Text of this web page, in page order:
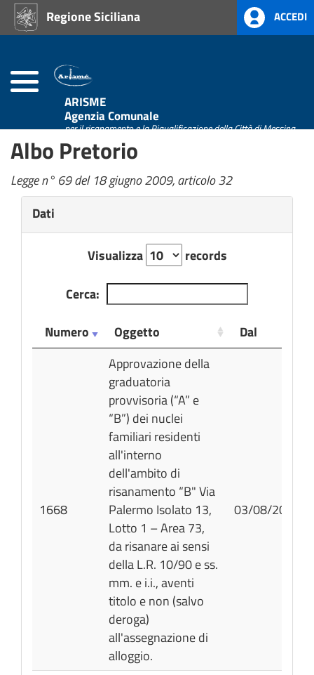
Regione Siciliana ACCEDI
ARISME
Agenzia Comunale
per il risanamento e la Riqualificazione della Città di Messina
Home
Amministrativi
(L.R.
Amministrazione
Albo
Pretorio
Albo Pretorio
Legge n° 69 del 18 giugno 2009, articolo 32
Dati
Visualizza
records
Cerca:
Numero
Oggetto
Dal
Oggetto
1668
Approvazione della
graduatoria
provvisoria (“A” e
“B”) dei nuclei
familiari residenti
all'interno
dell'ambito di
risanamento “B" Via
Palermo Isolato 13,
Lotto 1 – Area 73,
da risanare ai sensi
della L.R. 10/90 e ss.
mm. e i.i., aventi
titolo e non (salvo
deroga)
all'assegnazione di
alloggio.
03/08/2026